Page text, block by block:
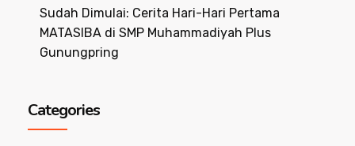
Sudah Dimulai: Cerita Hari-Hari Pertama
MATASIBA di SMP Muhammadiyah Plus
Gunungpring
Categories